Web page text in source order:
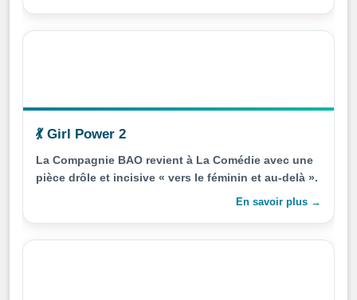
💃 Girl Power 2
La Compagnie BAO revient à La Comédie avec une
pièce drôle et incisive « vers le féminin et au-delà ».
En savoir plus →